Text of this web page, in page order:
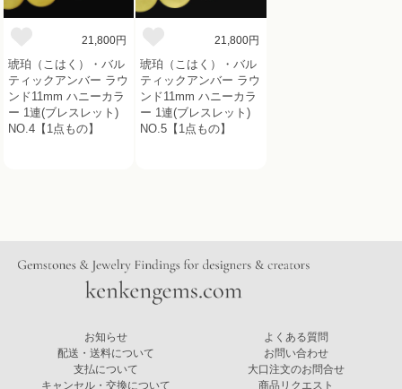
21,800円
琥珀（こはく）・バル
ティックアンバー ラウ
ンド11mm ハニーカラ
ー 1連(ブレスレット)
NO.4【1点もの】
21,800円
琥珀（こはく）・バル
ティックアンバー ラウ
ンド11mm ハニーカラ
ー 1連(ブレスレット)
NO.5【1点もの】
お知らせ
配送・送料について
支払について
キャンセル・交換について
よくある質問
お問い合わせ
大口注文のお問合せ
商品リクエスト